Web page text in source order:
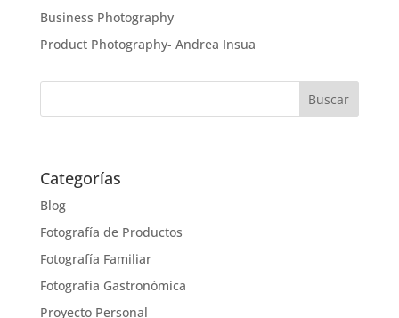
Business Photography
Product Photography- Andrea Insua
Categorías
Blog
Fotografía de Productos
Fotografía Familiar
Fotografía Gastronómica
Proyecto Personal